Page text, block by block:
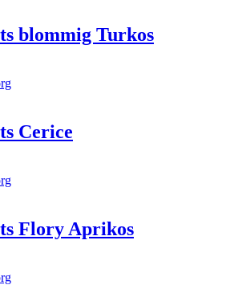
blommig Turkos
Cerice
Flory Aprikos